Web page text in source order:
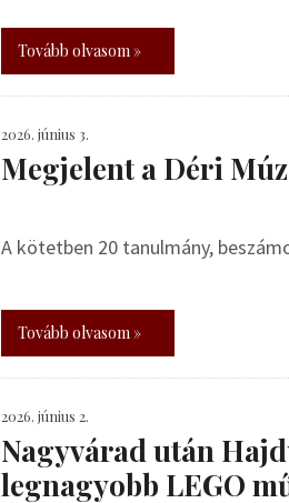
Tovább olvasom »
2026. június 3.
Megjelent a Déri
A kötetben 20 tanulmány,
Tovább olvasom »
2026. június 2.
Nagyvárad után
legnagyobb LEGO